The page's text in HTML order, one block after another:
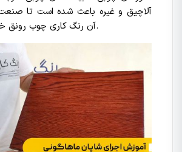
آلاچیق و غیره باعث شده است تا
آن رنگ کاری چوب رونق خوبی داشته باشد.